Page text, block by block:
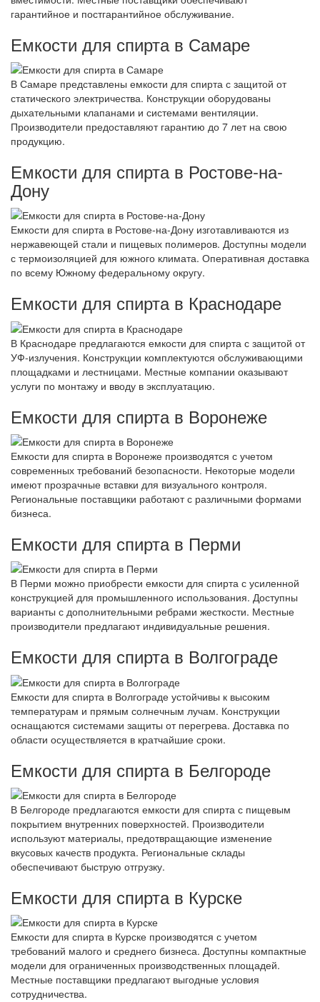
гарантийное и постгарантийное обслуживание.
Емкости для спирта в Самаре
В Самаре представлены емкости для спирта с защитой от
статического электричества. Конструкции оборудованы
дыхательными клапанами и системами вентиляции.
Производители предоставляют гарантию до 7 лет на свою
продукцию.
Емкости для спирта в Ростове-на-
Дону
Емкости для спирта в Ростове-на-Дону изготавливаются из
нержавеющей стали и пищевых полимеров. Доступны модели
с термоизоляцией для южного климата. Оперативная доставка
по всему Южному федеральному округу.
Емкости для спирта в Краснодаре
В Краснодаре предлагаются емкости для спирта с защитой от
УФ-излучения. Конструкции комплектуются обслуживающими
площадками и лестницами. Местные компании оказывают
услуги по монтажу и вводу в эксплуатацию.
Емкости для спирта в Воронеже
Емкости для спирта в Воронеже производятся с учетом
современных требований безопасности. Некоторые модели
имеют прозрачные вставки для визуального контроля.
Региональные поставщики работают с различными формами
бизнеса.
Емкости для спирта в Перми
В Перми можно приобрести емкости для спирта с усиленной
конструкцией для промышленного использования. Доступны
варианты с дополнительными ребрами жесткости. Местные
производители предлагают индивидуальные решения.
Емкости для спирта в Волгограде
Емкости для спирта в Волгограде устойчивы к высоким
температурам и прямым солнечным лучам. Конструкции
оснащаются системами защиты от перегрева. Доставка по
области осуществляется в кратчайшие сроки.
Емкости для спирта в Белгороде
В Белгороде предлагаются емкости для спирта с пищевым
покрытием внутренних поверхностей. Производители
используют материалы, предотвращающие изменение
вкусовых качеств продукта. Региональные склады
обеспечивают быструю отгрузку.
Емкости для спирта в Курске
Емкости для спирта в Курске производятся с учетом
требований малого и среднего бизнеса. Доступны компактные
модели для ограниченных производственных площадей.
Местные поставщики предлагают выгодные условия
сотрудничества.